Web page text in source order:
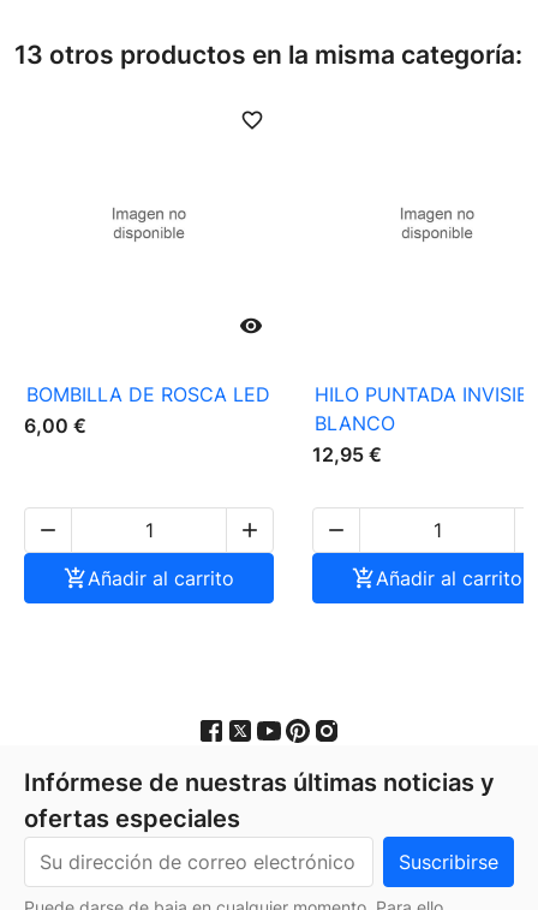
13 otros productos en la misma categoría:

favorite_border
BOMBILLA DE ROSCA LED
6,00 €


Añadir al carrito
HILO PUNTADA
BLANCO
12,95 €

Añadir al carrito
Infórmese de nuestras últimas noticias y
ofertas especiales